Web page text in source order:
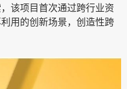
该项目首次通过跨行业资
用的创新场景，创造性跨